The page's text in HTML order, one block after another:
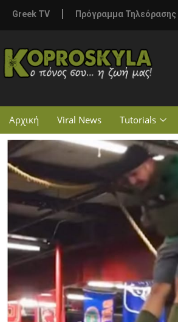
Greek TV Πρόγραμμα Τηλεόρασης
Αρχική Viral News Tutorials